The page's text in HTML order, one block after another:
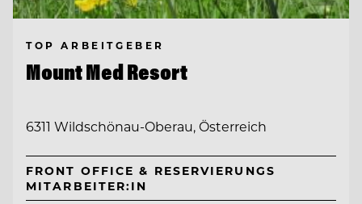
TOP ARBEITGEBER
Mount Med Resort
6311 Wildschönau-Oberau, Österreich
FRONT OFFICE & RESERVIERUNGS
MITARBEITER:IN